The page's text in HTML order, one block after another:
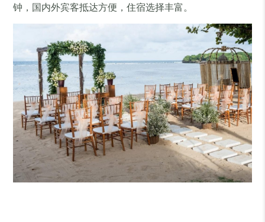
钟，国内外宾客抵达方便，住宿选择丰富。